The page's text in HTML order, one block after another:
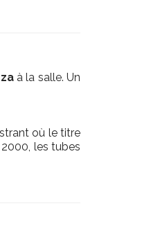
à la salle. Un
où le titre
les tubes